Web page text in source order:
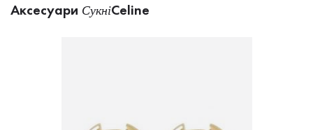
Аксесуари СукнiCeline